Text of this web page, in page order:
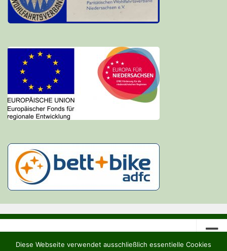
Diese Webseite verwendet ausschließlich essentielle Cookies